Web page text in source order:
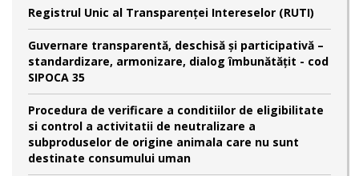
Registrul Unic al Transparenței Intereselor (RUTI)
Guvernare transparentă, deschisă și participativă –
standardizare, armonizare, dialog îmbunătățit - cod
SIPOCA 35
Procedura de verificare a conditiilor de eligibilitate
si control a activitatii de neutralizare a
subproduselor de origine animala care nu sunt
destinate consumului uman